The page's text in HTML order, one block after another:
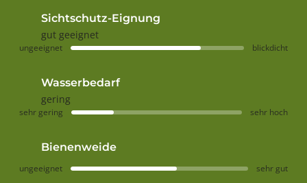
Sichtschutz-Eignung
gut geeignet
ungeeignet blickdicht
Wasserbedarf
gering
sehr gering sehr hoch
Bienenweide
ungeeignet sehr gut